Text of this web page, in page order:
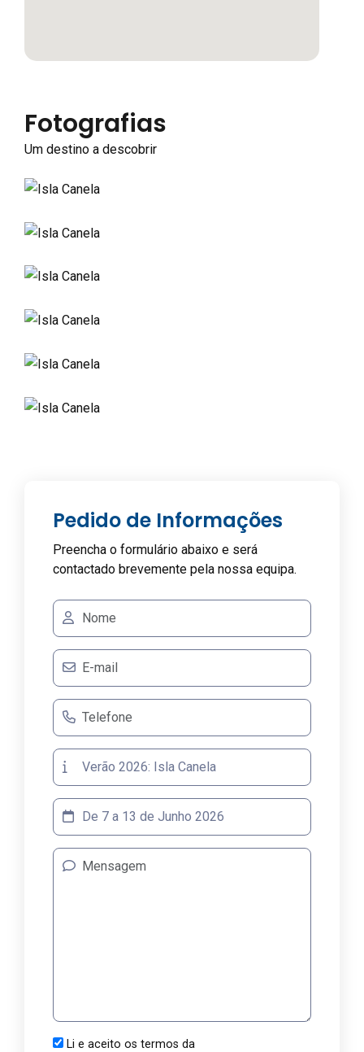
Fotografias
Um destino a descobrir
Pedido de Informações
Preencha o formulário abaixo e será
contactado brevemente pela nossa equipa.
Li e aceito os termos da